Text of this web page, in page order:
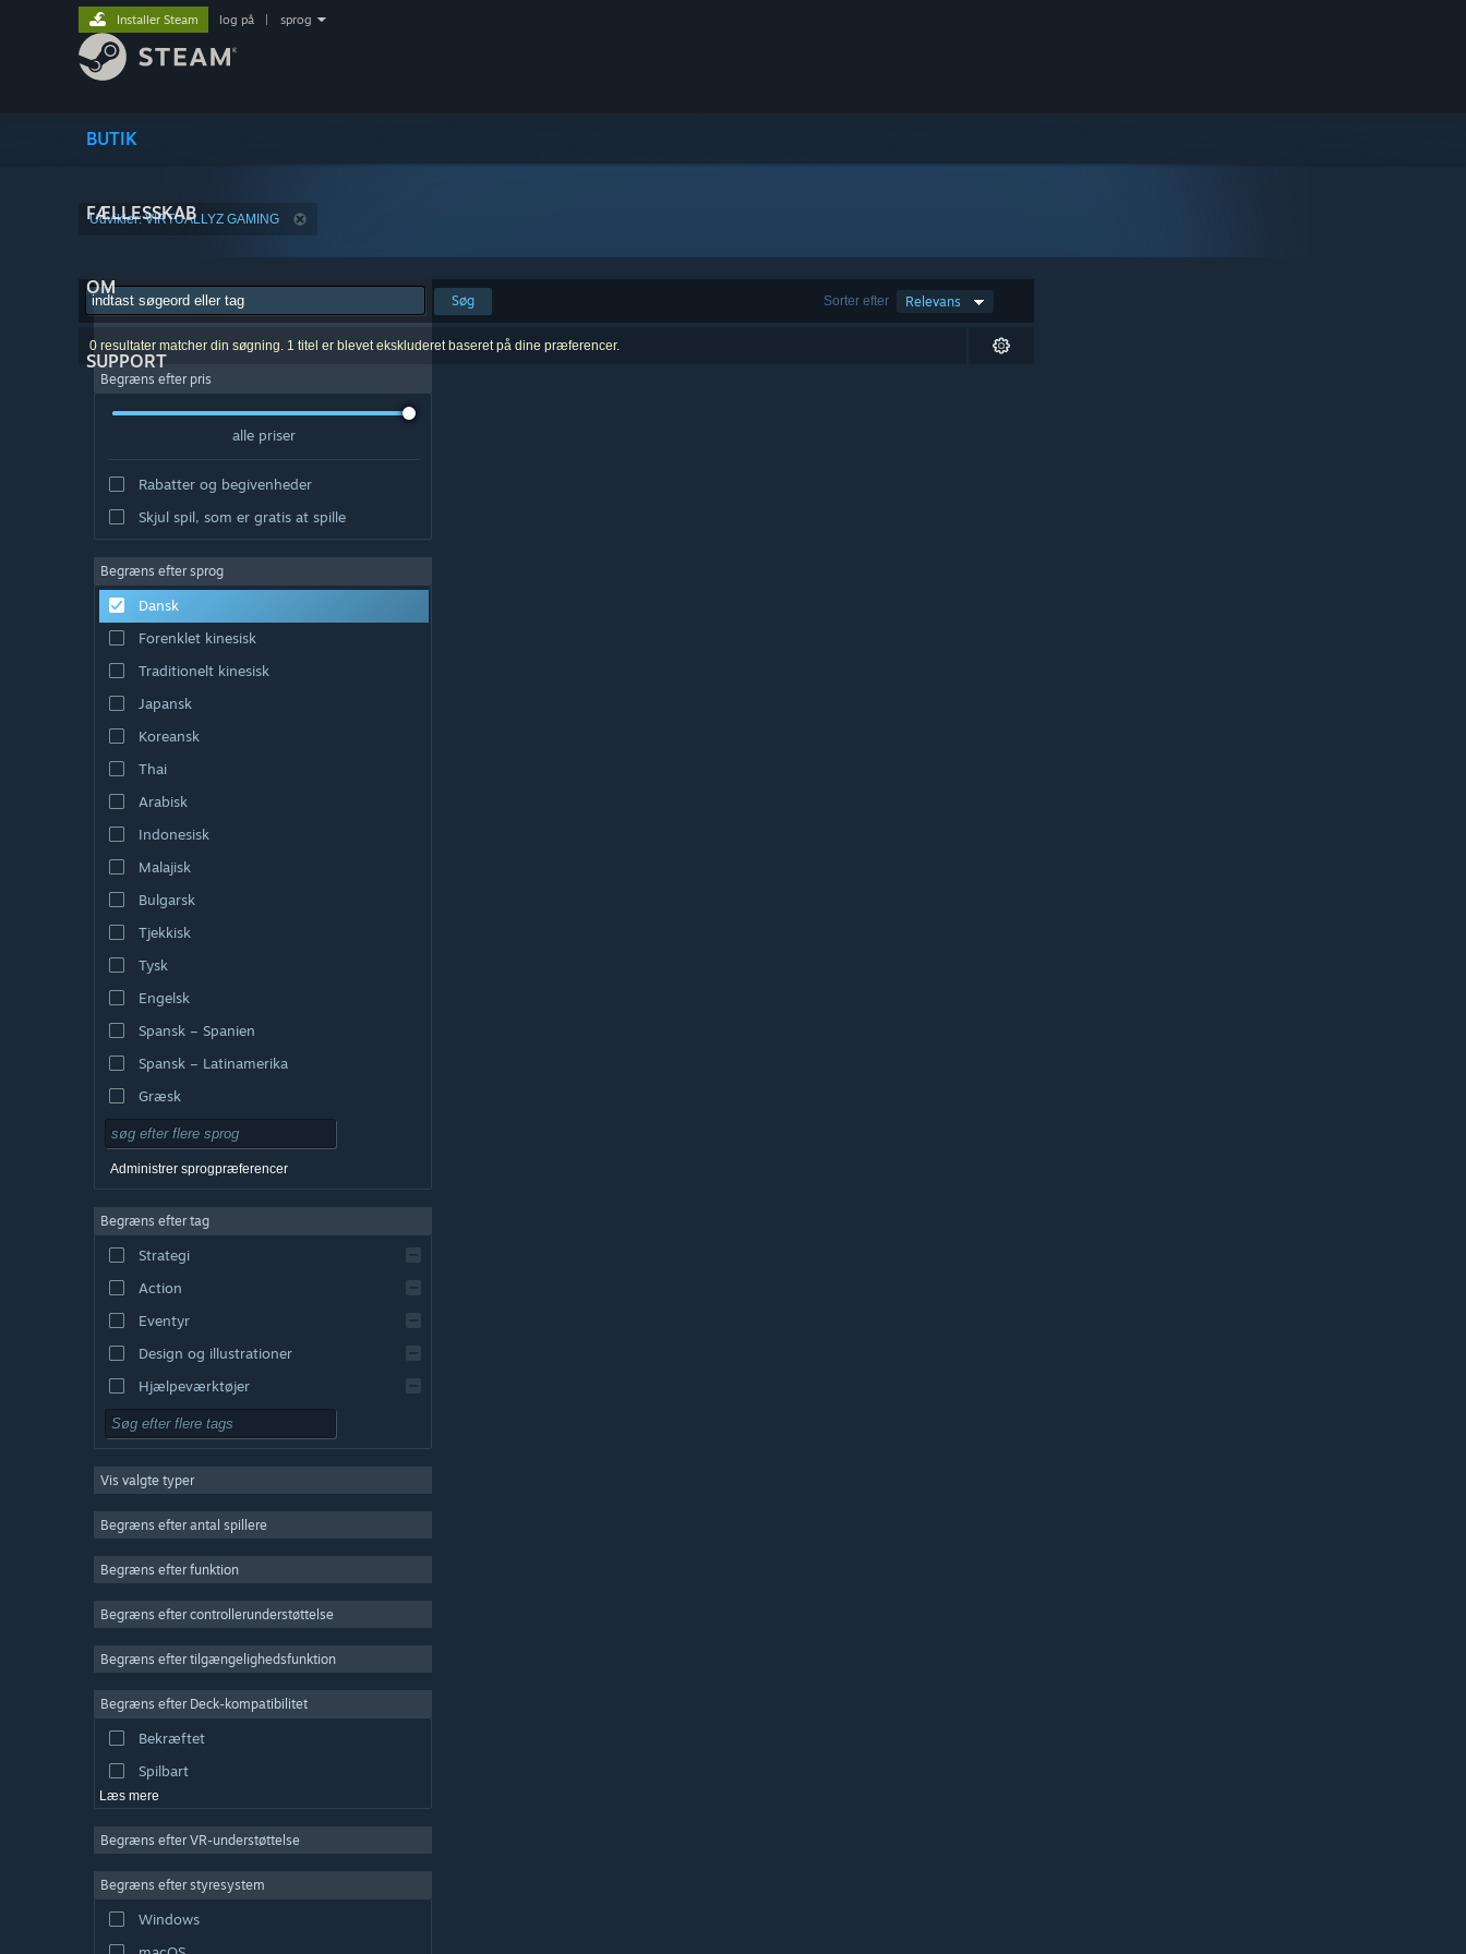
BUTIK
FÆLLESSKAB
OM
SUPPORT
Installer Steam log på sprog
Udvikler: VIRTUALLYZ GAMING
Sorter efter Relevans
Søg
0 resultater matcher din søgning. 1 titel er blevet ekskluderet baseret på dine præferencer.
Begræns efter pris
alle priser
Rabatter og begivenheder
Skjul spil, som er gratis at spille
Begræns efter sprog
Dansk
Forenklet kinesisk
Traditionelt kinesisk
Japansk
Koreansk
Thai
Arabisk
Indonesisk
Malajisk
Bulgarsk
Tjekkisk
Tysk
Engelsk
Spansk – Spanien
Spansk – Latinamerika
Græsk
Administrer sprogpræferencer
Begræns efter tag
Strategi
Action
Eventyr
Design og illustrationer
Hjælpeværktøjer
Gratis at spille
Massiv multiplayer
Indie
Simulation
Videoproduktion
Billedredigering
Vis valgte typer
Begræns efter antal spillere
Begræns efter funktion
Begræns efter controllerunderstøttelse
Begræns efter tilgængelighedsfunktion
Begræns efter Deck-kompatibilitet
Bekræftet
Spilbart
Læs mere
Begræns efter VR-understøttelse
Begræns efter styresystem
Windows